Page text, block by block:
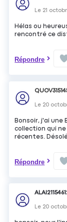
Le 21
Hélas ou
rencontré ce
Répondre
Le 20
Bonsoir, j'ai une
collection qui
récentes.
Répondre
Le 20